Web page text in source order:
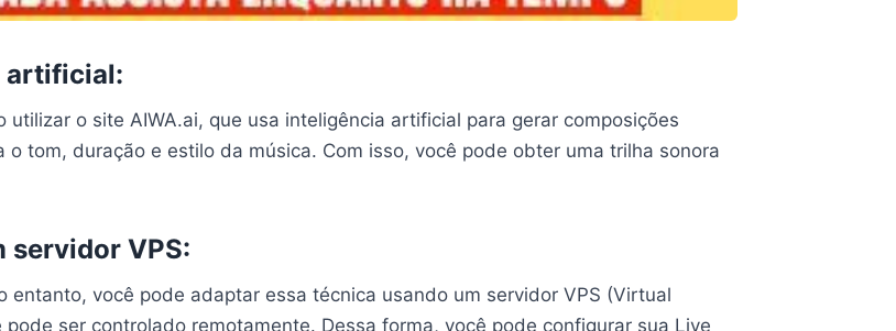
artificial:
o site AIWA.ai, que usa inteligência artificial para gerar composições
tom, duração e estilo da música. Com isso, você pode obter uma trilha sonora
servidor VPS:
você pode adaptar essa técnica usando um servidor VPS (Virtual
ser controlado remotamente. Dessa forma, você pode configurar sua Live